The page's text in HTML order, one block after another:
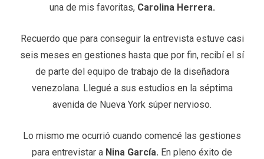
una de mis favoritas, Carolina Herrera.
Recuerdo que para conseguir la entrevista estuve casi
seis meses en gestiones hasta que por fin, recibí el sí
de parte del equipo de trabajo de la diseñadora
venezolana. Llegué a sus estudios en la séptima
avenida de Nueva York súper nervioso.
Lo mismo me ocurrió cuando comencé las gestiones
para entrevistar a Nina García. En pleno éxito de